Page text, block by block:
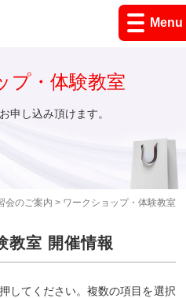
Menu
会のご案内 > ワークショップ・体験教室
プ・体験教室
申し込み頂けます。
教室 開催情報
してください。複数の項目を選択